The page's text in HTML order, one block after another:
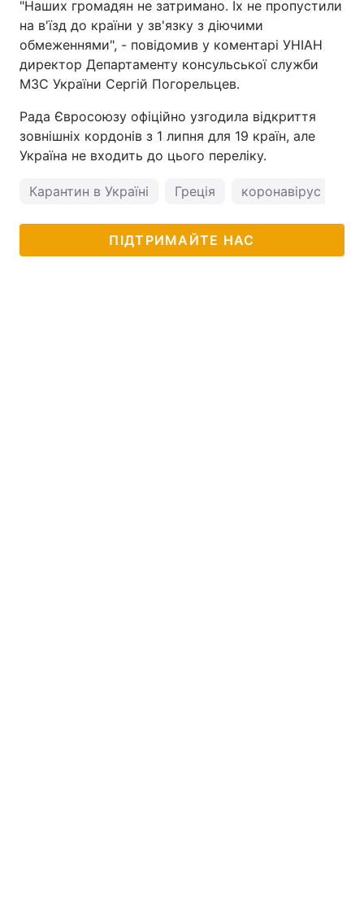
"Наших громадян не затримано. Їх не пропустили
на в'їзд до країни у зв'язку з діючими
обмеженнями", - повідомив у коментарі УНІАН
директор Департаменту консульської служби
МЗС України Сергій Погорельцев.
Рада Євросоюзу офіційно узгодила відкриття
зовнішніх кордонів з 1 липня для 19 країн, але
Україна не входить до цього переліку.
Карантин в Україні Греція коронавірус
ПІДТРИМАЙТЕ НАС